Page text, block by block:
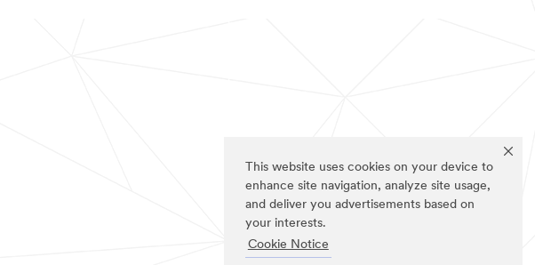
This website uses cookies on your device to
enhance site navigation, analyze site usage,
and deliver you advertisements based on
your interests.
Cookie Notice